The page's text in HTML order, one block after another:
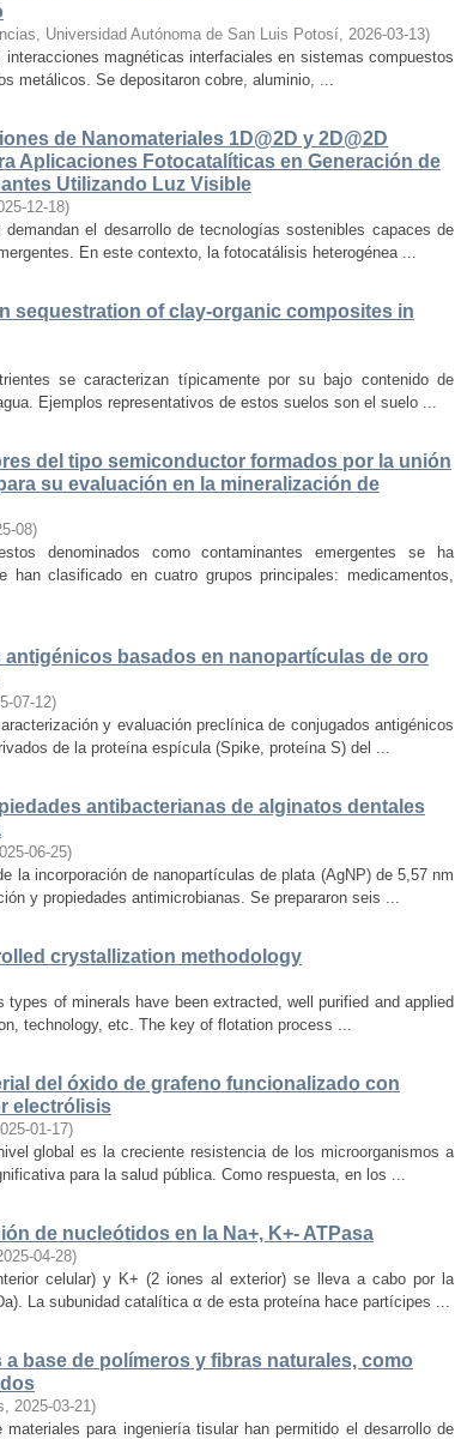
Universidad Autónoma de San Luis Potosí, 2026-03-13)
magnéticas interfaciales en sistemas compuestos
metálicos. Se depositaron cobre, aluminio, ...
de Nanomateriales 1D@2D y 2D@2D
Aplicaciones Fotocatalíticas en Generación de
Utilizando Luz Visible
12-18)
el desarrollo de tecnologías sostenibles capaces de
En este contexto, la fotocatálisis heterogénea ...
sequestration of clay-organic composites in
se caracterizan típicamente por su bajo contenido de
Ejemplos representativos de estos suelos son el suelo ...
del tipo semiconductor formados por la unión
su evaluación en la mineralización de
08)
denominados como contaminantes emergentes se ha
clasificado en cuatro grupos principales: medicamentos,
basados en nanopartículas de oro
07-12)
y evaluación preclínica de conjugados antigénicos
de la proteína espícula (Spike, proteína S) del ...
antibacterianas de alginatos dentales
06-25)
la incorporación de nanopartículas de plata (AgNP) de 5,57 nm
y propiedades antimicrobianas. Se prepararon seis ...
crystallization methodology
of minerals have been extracted, well purified and applied
technology, etc. The key of flotation process ...
del óxido de grafeno funcionalizado con
electrólisis
01-17)
global es la creciente resistencia de los microorganismos a
para la salud pública. Como respuesta, en los ...
de nucleótidos en la Na+, K+- ATPasa
04-28)
celular) y K+ (2 iones al exterior) se lleva a cabo por la
La subunidad catalítica α de esta proteína hace partícipes ...
base de polímeros y fibras naturales, como
, 2025-03-21)
para ingeniería tisular han permitido el desarrollo de